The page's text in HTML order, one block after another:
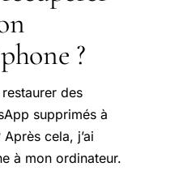
?
des
supprimés à
cela, j’ai
à mon ordinateur.